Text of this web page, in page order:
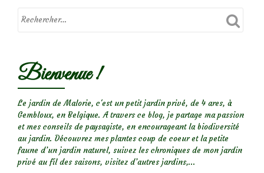
:
Bienvenue !
Le jardin de Malorie, c'est un petit jardin privé, de 4 ares, à
Gembloux, en Belgique. A travers ce blog, je partage ma passion
et mes conseils de paysagiste, en encourageant la biodiversité
au jardin. Découvrez mes plantes coup de coeur et la petite
faune d’un jardin naturel, suivez les chroniques de mon jardin
privé au fil des saisons, visitez d’autres jardins,...